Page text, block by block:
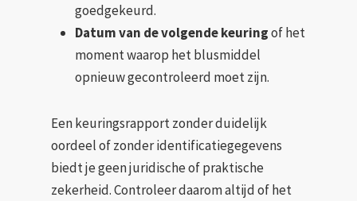
goedgekeurd.
Datum van de volgende keuringof het
moment waarop het blusmiddel
opnieuw gecontroleerd moet zijn.
Een keuringsrapport zonder duidelijk
oordeel of zonder identificatiegegevens
biedt je geen juridische of praktische
zekerheid. Controleer daarom altijd of het